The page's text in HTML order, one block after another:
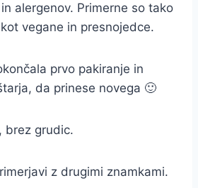
alergenov. Primerne so tako
vegane in presnojedce.
prvo pakiranje in
da prinese novega 🙂
brez grudic.
z drugimi znamkami.